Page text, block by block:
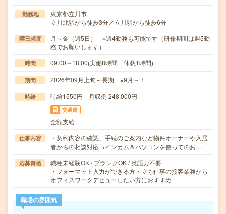
勤務地
東京都立川市
立川北駅から徒歩3分／立川駅から徒歩6分
曜日頻度
月～金（週5日） ※週4勤務も可能です（研修期間は週5勤
務でお願いします）
時間 09:00～18:00(実働8時間 休憩1時間)
期間 2026年09月上旬～長期 ※9月～！
時給 時給1550円 月収例 248,000円
交通費
全額支給
仕事内容
・契約内容の確認、手続のご案内など物件オーナーや入居
者からの相談対応→インカム＆パソコンを使ってのお…
応募資格
職種未経験OK / ブランクOK / 英語力不要
・フォーマット入力ができる方・立ち仕事の接客業務から
オフィスワークデビューしたい方におすすめ
職場の雰囲気